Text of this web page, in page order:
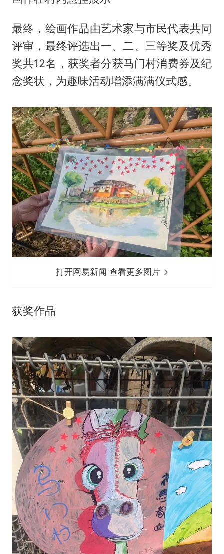
最终，绘画作品由艺术家与市民代表共同
评审，最终评选出一、二、三等奖及优秀
奖共12名，获奖者分获马门村消费券及纪
念奖状，为趣味活动增添满满仪式感。
打开网易新闻 查看更多图片
获奖作品